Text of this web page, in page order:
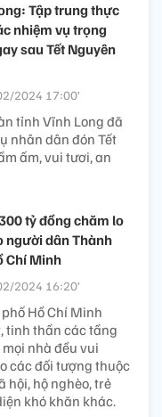
Tập trung thực
nhiệm vụ trọng
sau Tết Nguyên
2024 17:00’
tỉnh Vĩnh Long đã
nhân dân đón Tết
ấm, vui tươi, an
tỷ đồng chăm lo
người dân Thành
Chí Minh
2024 16:20’
Hồ Chí Minh
tinh thần các tầng
nhà đều vui
các đối tượng thuộc
hội, hộ nghèo, trẻ
khó khăn khác.